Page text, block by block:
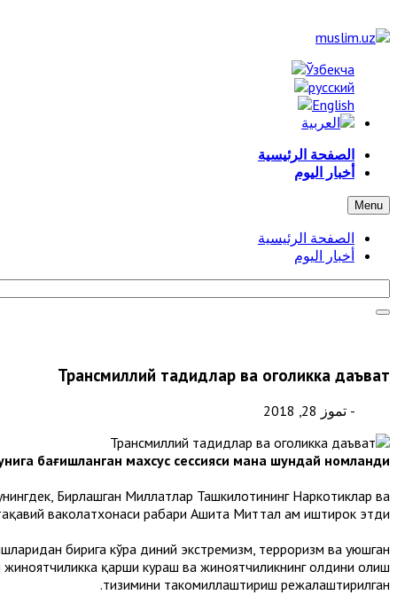
الصفحة الرئيسية
أخبار اليوم
Menu
الصفحة الرئيسية
أخبار اليوم
Трансмиллий таҳдидлар ва огоҳликка даъват
- تموز 28, 2018
бағишланган махсус сессияси мана шундай номланди.
Бирлашган Миллатлар Ташкилотининг Наркотиклар ва
ваколатхонаси раҳбари Ашита Миттал ҳам иштирок этди.
бирига кўра диний экстремизм, терроризм ва уюшган
қарши кураш ва жиноятчиликнинг олдини олиш
тизимини такомиллаштириш режалаштирилган.